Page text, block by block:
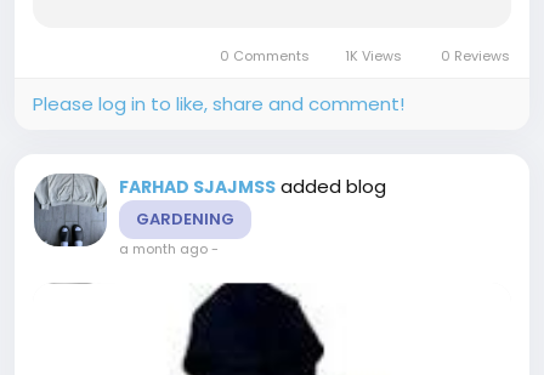
on a single performance objective. Instead,...
0 Comments 1K Views 0 Reviews
Please log in to like, share and comment!
FARHAD SJAJMSS added blog
GARDENING
a month ago-